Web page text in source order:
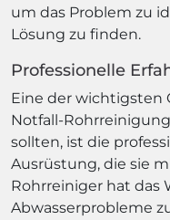
um das Problem zu
Lösung zu finden.
Professionelle
Eine der wichtigsten
Notfall-
sollten, ist die
Ausrüstung, die sie
Rohrreiniger hat das
Abwasserprobleme